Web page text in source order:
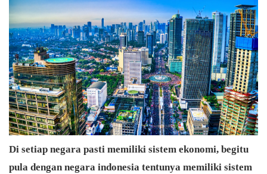
Di setiap negara pasti memiliki sistem ekonomi, begitu
pula dengan negara indonesia tentunya memiliki sistem